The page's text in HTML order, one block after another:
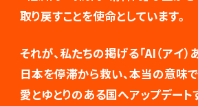
取り戻すことを使命としています。
それが、私たちの掲げる「AI（アイ）
日本を停滞から救い、本当の意味で
愛とゆとりのある国へアップデート